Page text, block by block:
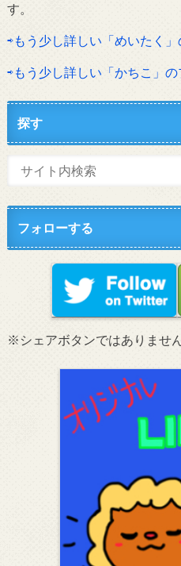
す。
⇨もう少し詳しい「めいたく
⇨もう少し詳しい「かちこ」
探す
フォローする
※シェアボタンではありません